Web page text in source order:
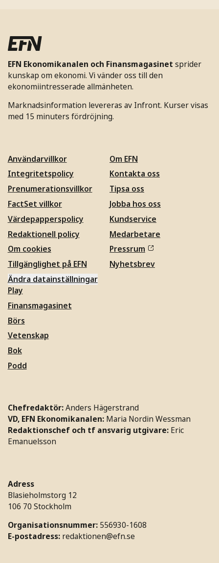
EFN Ekonomikanalen och Finansmagasinet sprider
kunskap om ekonomi. Vi vänder oss till den
ekonomiintresserade allmänheten.
Marknadsinformation levereras av Infront. Kurser visas
med 15 minuters fördröjning.
Användarvillkor
Integritetspolicy
Prenumerationsvillkor
FactSet villkor
Värdepapperspolicy
Redaktionell policy
Om cookies
Tillgänglighet på EFN
Ändra datainställningar
Om EFN
Kontakta oss
Tipsa oss
Jobba hos oss
Kundservice
Medarbetare
Pressrum
Nyhetsbrev
Play
Finansmagasinet
Börs
Vetenskap
Bok
Podd
Chefredaktör:Anders Hägerstrand
VD, EFN Ekonomikanalen: Maria Nordin Wessman
Redaktionschef och tf ansvarig utgivare: Eric
Emanuelsson
Adress
Blasieholmstorg 12
106 70 Stockholm
Organisationsnummer: 556930-1608
E-postadress: redaktionen@efn.se